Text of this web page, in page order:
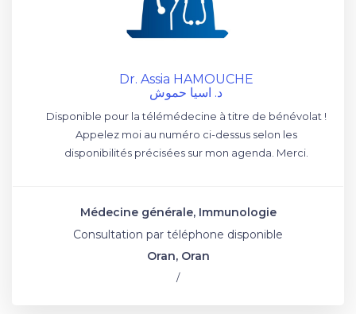
Dr. Assia HAMOUCHE
د. اسيا حموش
Disponible pour la télémédecine à titre de bénévolat !
Appelez moi au numéro ci-dessus selon les
disponibilités précisées sur mon agenda. Merci.
Médecine générale, Immunologie
Consultation par téléphone disponible
Oran, Oran
/